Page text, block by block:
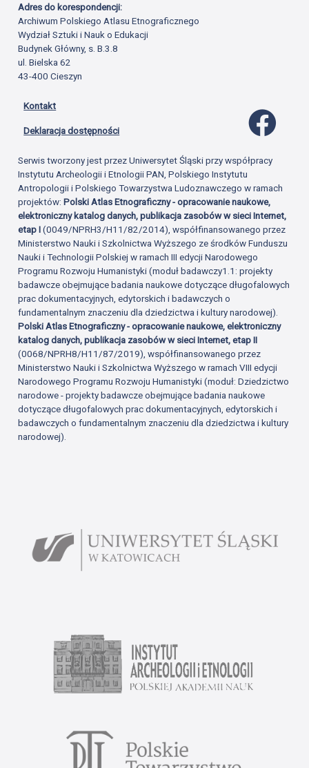
Adres do korespondencji:
Archiwum Polskiego Atlasu Etnograficznego
Wydział Sztuki i Nauk o Edukacji
Budynek Główny, s. B.3.8
ul. Bielska 62
43-400 Cieszyn
Kontakt
Deklaracja dostępności
Serwis tworzony jest przez Uniwersytet Śląski przy współpracy
Instytutu Archeologii i Etnologii PAN, Polskiego Instytutu
Antropologii i Polskiego Towarzystwa Ludoznawczego w ramach
projektów:Polski Atlas Etnograficzny - opracowanie naukowe,
elektroniczny katalog danych, publikacja zasobów w sieci Internet,
etap I(0049/NPRH3/H11/82/2014), współfinansowanego przez
Ministerstwo Nauki i Szkolnictwa Wyższego ze środków Funduszu
Nauki i Technologii Polskiej w ramach III edycji Narodowego
Programu Rozwoju Humanistyki (moduł badawczy1.1: projekty
badawcze obejmujące badania naukowe dotyczące długofalowych
prac dokumentacyjnych, edytorskich i badawczych o
fundamentalnym znaczeniu dla dziedzictwa i kultury narodowej).
Polski Atlas Etnograficzny - opracowanie naukowe, elektroniczny
katalog danych, publikacja zasobów w sieci Internet, etap II
(0068/NPRH8/H11/87/2019), współfinansowanego przez
Ministerstwo Nauki i Szkolnictwa Wyższego w ramach VIII edycji
Narodowego Programu Rozwoju Humanistyki (moduł: Dziedzictwo
narodowe - projekty badawcze obejmujące badania naukowe
dotyczące długofalowych prac dokumentacyjnych, edytorskich i
badawczych o fundamentalnym znaczeniu dla dziedzictwa i kultury
narodowej).